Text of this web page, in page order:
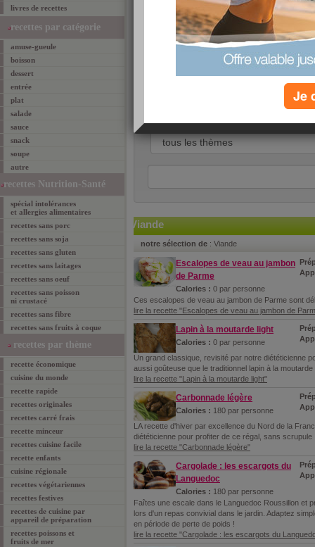
livres de recettes
recettes par catégorie
amuse-gueule
boisson
dessert
entrée
plat
salade
sauce
snack
soupe
autre
recettes Nutrition-Santé
spécial intolérances
et allergies alimentaires
recettes sans porc
recettes sans soja
recettes sans gluten
recettes sans laitages
recettes sans oeuf
recettes sans poisson
ni crustacé
recettes sans fibre
recettes sans fruits à coque
recettes par thème
recette économique
cuisine du monde
recette rapide
recettes originales
recettes carré frais
recette minceur
recettes cuisine facile
recette enfants
cuisine régionale
recettes végétariennes
recettes festives
recettes de cuisine par
appareil de préparation
recettes poissons et
fruits de mer
Viande
notre sélection de : Viande
Escalopes de veau au jambon
de Parme
Calories : 0 par personne
Ces escalopes de veau au jambon de Parme sont
lire la recette "Escalopes de veau au jambon de
Lapin à la moutarde light
Calories : 0 par personne
Un grand classique, revisité par notre diététicienne
aussi goûteuse que le traditionnel lapin à la
lire la recette "Lapin à la moutarde light"
Carbonnade légère
Calories : 180 par personne
LA recette d'hiver par excellence du Nord de la
diététicienne pour profiter de ce régal, sans scrupule
lire la recette "Carbonnade légère"
Cargolade : les escargots du
Languedoc
Calories : 180 par personne
Faîtes une escale dans le Languedoc Roussillon et
lors d'un repas convivial dans le jardin. Adaptez
en période de perte de poids !
lire la recette "Cargolade : les escargots du
Je